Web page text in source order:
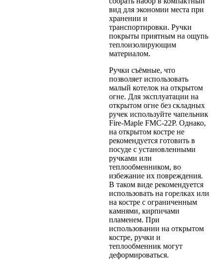
вид для экономии места при
хранении и
транспортировки. Ручки
покрыты приятным на ощупь
теплоизолирующим
материалом.
Ручки съёмные, что
позволяет использовать
малый котелок на открытом
огне. Для эксплуатации на
открытом огне без складных
ручек используйте чапельник
Fire-Maple FMC-22P. Однако,
на открытом костре не
рекомендуется готовить в
посуде с установленными
ручками или
теплообменником, во
избежание их повреждения.
В таком виде рекомендуется
использовать на горелках или
на костре с ограниченным
камнями, кирпичами
пламенем. При
использовании на открытом
костре, ручки и
теплообменник могут
деформироваться.